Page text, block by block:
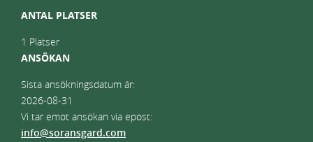
ANTAL PLATSER
1 Platser
ANSÖKAN
Sista ansökningsdatum är:
2026-08-31
Vi tar emot ansökan via epost:
info@soransgard.com